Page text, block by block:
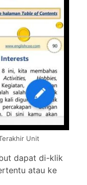
Unit
dapat di-klik
atau ke